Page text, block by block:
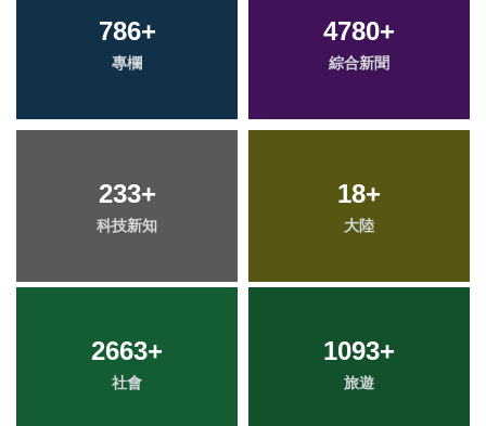
786+
專欄
4780+
綜合新聞
233+
科技新知
18+
大陸
2663+
社會
1093+
旅遊